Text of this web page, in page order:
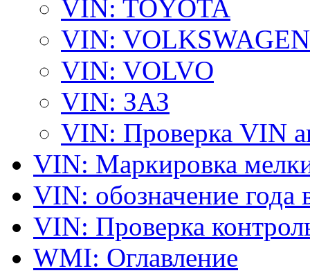
VIN: TOYOTA
VIN: VOLKSWAGEN
VIN: VOLVO
VIN: ЗАЗ
VIN: Проверка VIN
VIN: Маркировка
VIN: обозначение года
VIN: Проверка
WMI: Оглавление